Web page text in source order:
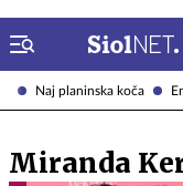
Naj planinska koča
Miranda